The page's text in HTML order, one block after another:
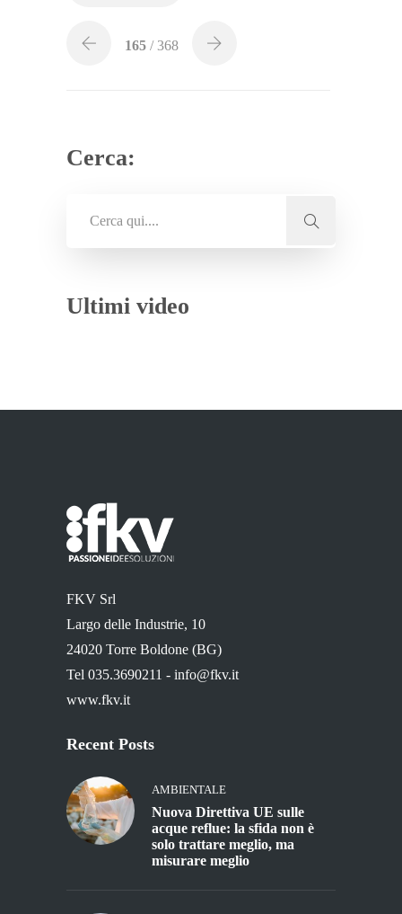
165 / 368
Cerca:
Ultimi video
FKV Srl
Largo delle Industrie, 10
24020 Torre Boldone (BG)
Tel 035.3690211 - info@fkv.it
www.fkv.it
Recent Posts
AMBIENTALE
Nuova Direttiva UE sulle
acque reflue: la sfida non è
solo trattare meglio, ma
misurare meglio